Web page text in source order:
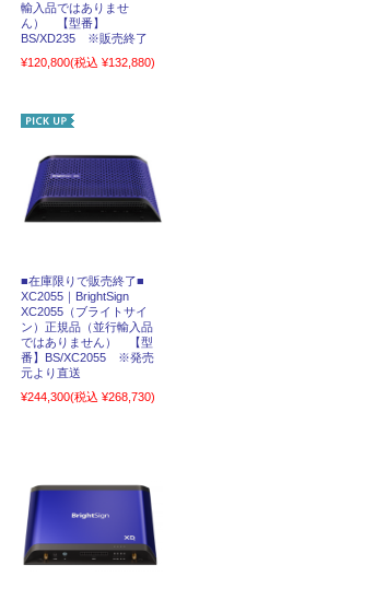
輸入品ではありませ
ん） 【型番】
BS/XD235 ※販売終了
¥120,800(税込 ¥132,880)
■在庫限りで販売終了■
XC2055｜BrightSign
XC2055（ブライトサイ
ン）正規品（並行輸入品
ではありません） 【型
番】BS/XC2055 ※発売
元より直送
¥244,300(税込 ¥268,730)